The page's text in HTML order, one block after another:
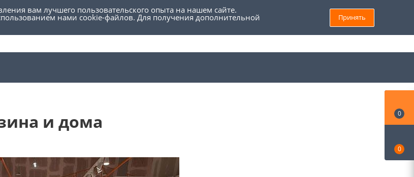
Войти
8 (800) 555 69 93
и дома 0
0
вам лучшего пользовательского опыта на нашем сайте.
нами cookie-файлов. Для получения дополнительной Принять